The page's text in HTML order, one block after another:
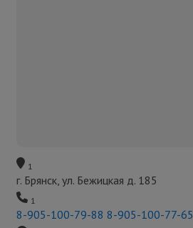
1
г. Брянск, ул. Бежицкая д. 185
1
8-905-100-79-88 8-905-100-77-65